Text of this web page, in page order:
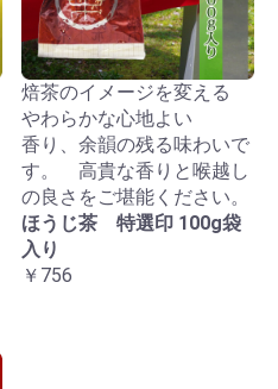
焙茶のイメージを変える
やわらかな心地よい
香り、余韻の残る味わいで
す。 高貴な香りと喉越し
の良さをご堪能ください。
ほうじ茶 特選印 100g袋
入り
￥756